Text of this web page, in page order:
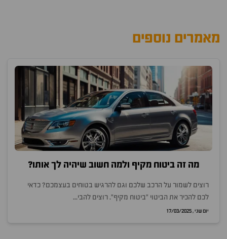
מאמרים נוספים
מה זה ביטוח מקיף ולמה חשוב שיהיה לך אותו?
רוצים לשמור על הרכב שלכם וגם להרגיש בטוחים בעצמכם? כדאי
לכם להכיר את הביטוי "ביטוח מקיף". רוצים להבי...
יום שני , 17/03/2025